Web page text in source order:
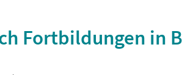
Fortbildungen in